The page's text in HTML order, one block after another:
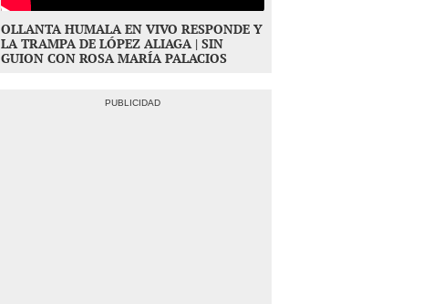
OLLANTA HUMALA EN VIVO RESPONDE Y
LA TRAMPA DE LÓPEZ ALIAGA | SIN
GUION CON ROSA MARÍA PALACIOS